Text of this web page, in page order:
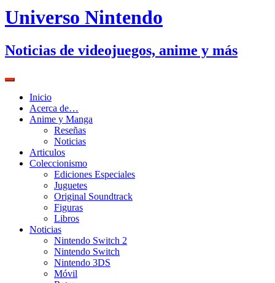
Universo Nintendo
Noticias de videojuegos, anime y más
Inicio
Acerca de…
Anime y Manga
Reseñas
Noticias
Articulos
Coleccionismo
Ediciones Especiales
Juguetes
Original Soundtrack
Figuras
Libros
Noticias
Nintendo Switch 2
Nintendo Switch
Nintendo 3DS
Móvil